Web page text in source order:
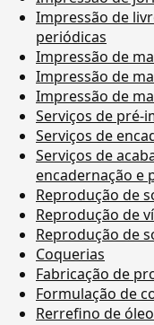
Impressão de
periódicas
Impressão de
Impressão de
Impressão de
Serviços de pré-
Serviços de
Serviços de
encadernação e
Reprodução de
Reprodução de
Reprodução de
Coquerias
Fabricação de
Formulação de
Rerrefino de